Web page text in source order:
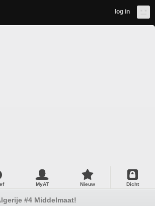
log in
MyAT Nieuw Dicht
#4 Middelmaat!